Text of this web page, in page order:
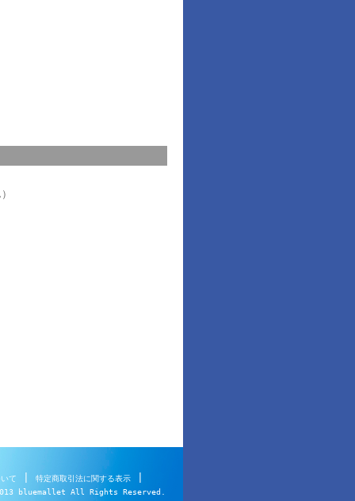
て 特定商取引法に関する表示
bluemallet All Rights Reserved.